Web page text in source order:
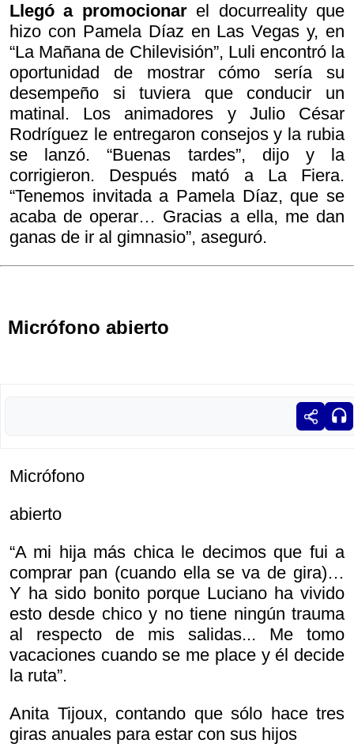
Llegó a promocionarel docurreality que
hizo con Pamela Díaz en Las Vegas y, en
“La Mañana de Chilevisión”, Luli encontró la
oportunidad de mostrar cómo sería su
desempeño si tuviera que conducir un
matinal. Los animadores y Julio César
Rodríguez le entregaron consejos y la rubia
se lanzó. “Buenas tardes”, dijo y la
corrigieron. Después mató a La Fiera.
“Tenemos invitada a Pamela Díaz, que se
acaba de operar… Gracias a ella, me dan
ganas de ir al gimnasio”, aseguró.
Micrófono abierto
Micrófono
abierto
“A mi hija más chica le decimos que fui a
comprar pan (cuando ella se va de gira)…
Y ha sido bonito porque Luciano ha vivido
esto desde chico y no tiene ningún trauma
al respecto de mis salidas... Me tomo
vacaciones cuando se me place y él decide
la ruta”.
Anita Tijoux, contando que sólo hace tres
giras anuales para estar con sus hijos